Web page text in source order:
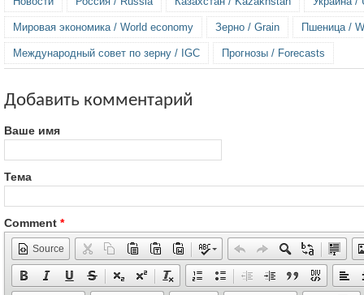
Мировая экономика / World economy Зерно / Grain Пшеница /
Международный совет по зерну / IGC Прогнозы / Forecasts
Добавить комментарий
Ваше имя
Тема
Comment *
Source